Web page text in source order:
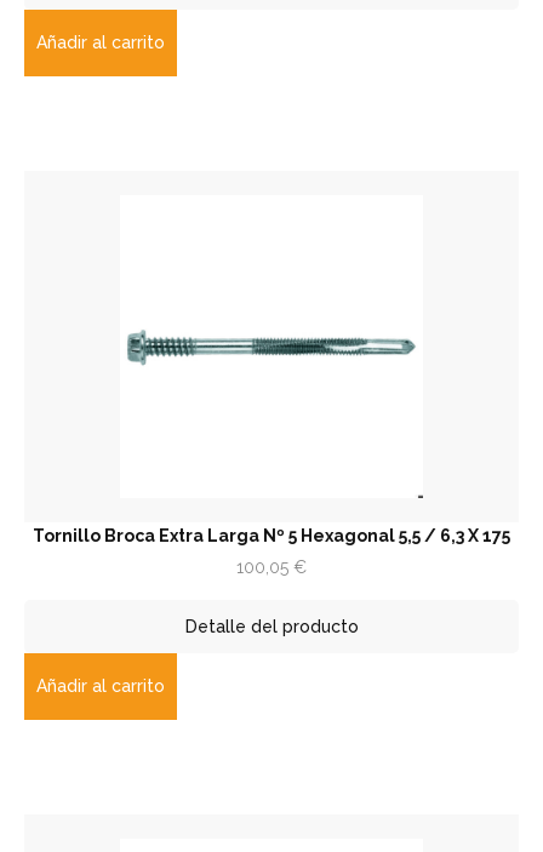
Añadir al carrito
Tornillo Broca Extra Larga Nº 5 Hexagonal 5,5 / 6,3 X 175
100,05 €
Detalle del producto
Añadir al carrito